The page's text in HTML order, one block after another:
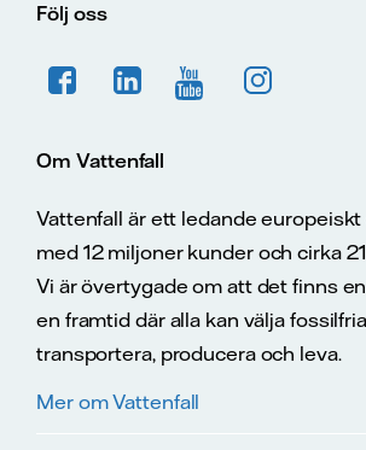
Följ oss
Om Vattenfall
Vattenfall är ett ledande
med 12 miljoner kunder och cirka
Vi är övertygade om att det finns
en framtid där alla kan välja
transportera, producera och leva.
Mer om Vattenfall